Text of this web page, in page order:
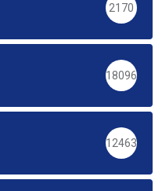
2170
18096
12463